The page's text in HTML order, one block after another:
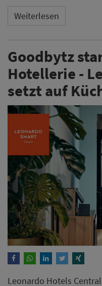
Weiterlesen
Goodbytz
Hotellerie -
setzt auf
Leonardo Hotels